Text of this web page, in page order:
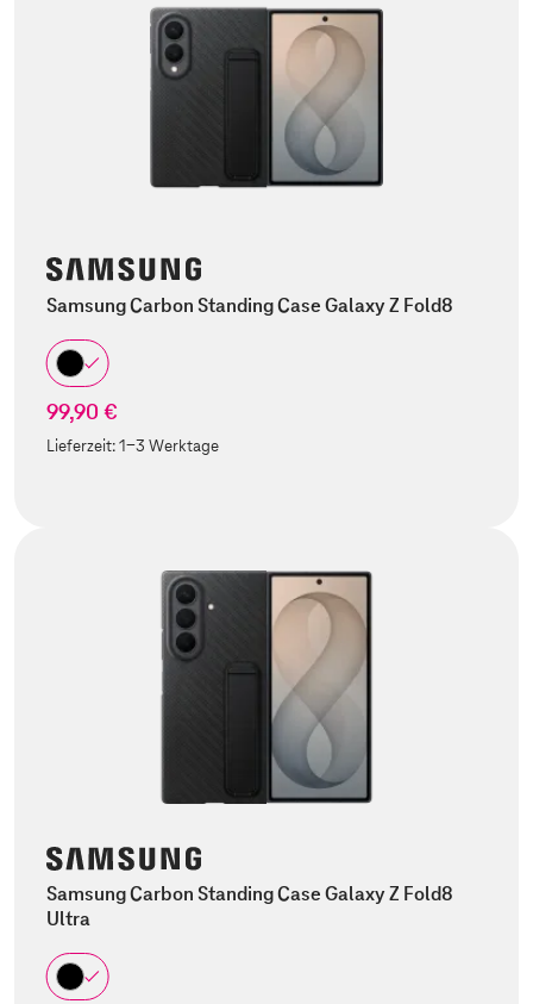
Samsung Carbon Standing Case Galaxy Z Fold8
99,90 €
Lieferzeit:1-3 Werktage
Samsung Carbon Standing Case Galaxy Z Fold8
Ultra